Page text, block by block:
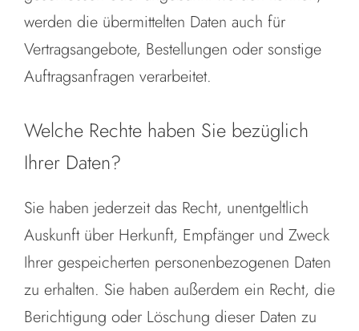
werden die übermittelten Daten auch für
Vertragsangebote, Bestellungen oder sonstige
Auftragsanfragen verarbeitet.
Welche Rechte haben Sie bezüglich
Ihrer Daten?
Sie haben jederzeit das Recht, unentgeltlich
Auskunft über Herkunft, Empfänger und Zweck
Ihrer gespeicherten personenbezogenen Daten
zu erhalten. Sie haben außerdem ein Recht, die
Berichtigung oder Löschung dieser Daten zu